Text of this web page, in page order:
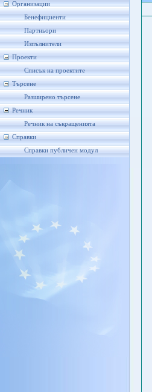
Организации
Бенефициенти
Партньори
Изпълнители
Проекти
Списък на проектите
Търсене
Разширено търсене
Речник
Речник на съкращенията
Справки
Справки публичен модул